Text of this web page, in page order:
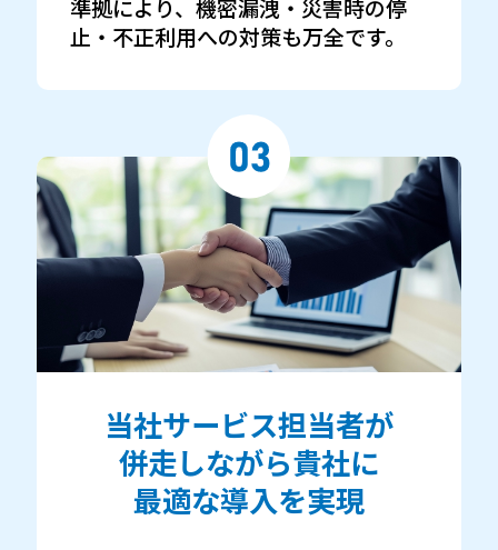
準拠により、機密漏洩・災害時の停
止・不正利用への対策も万全です。
当社サービス担当者が
併走しながら貴社に
最適な導入を実現